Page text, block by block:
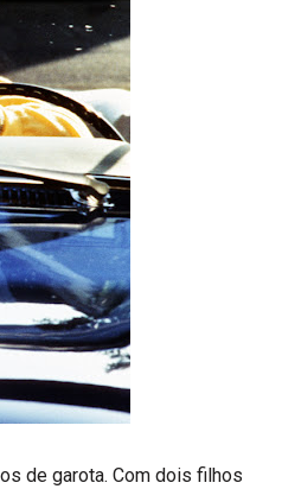
de garota. Com dois filhos